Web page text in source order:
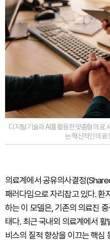
디지털 기술과 AI를 활용한 맞춤형 의료
는 혁신적인 의료
의료계에서 공유의사결정
패러다임으로 자리잡고 있다. 환
하는 이 모델은, 기존의 의료진
태다. 최근 국내외 의료계에서
비스의 질적 향상을 이끄는 핵심